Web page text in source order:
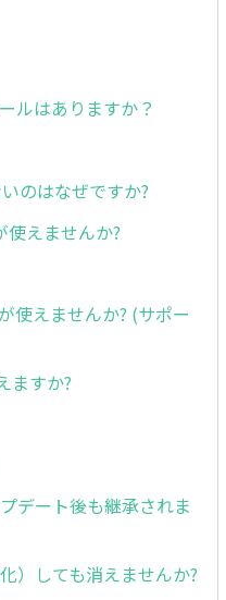
ルはありますか？
のはなぜですか?
使えませんか?
使えませんか? (サポー
ますか?
デート後も継承されま
）しても消えませんか?